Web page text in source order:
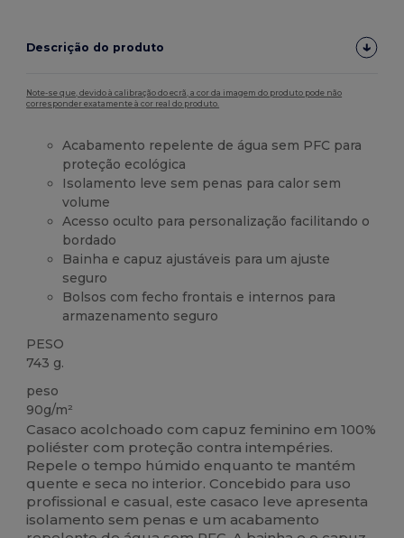
Descrição do produto
Note-se que, devido à calibração do ecrã, a cor da imagem do produto pode não
corresponder exatamente à cor real do produto.
Acabamento repelente de água sem PFC para
proteção ecológica
Isolamento leve sem penas para calor sem
volume
Acesso oculto para personalização facilitando o
bordado
Bainha e capuz ajustáveis para um ajuste
seguro
Bolsos com fecho frontais e internos para
armazenamento seguro
PESO
743 g.
peso
90g/m²
Casaco acolchoado com capuz feminino em 100%
poliéster com proteção contra intempéries.
Repele o tempo húmido enquanto te mantém
quente e seca no interior. Concebido para uso
profissional e casual, este casaco leve apresenta
isolamento sem penas e um acabamento